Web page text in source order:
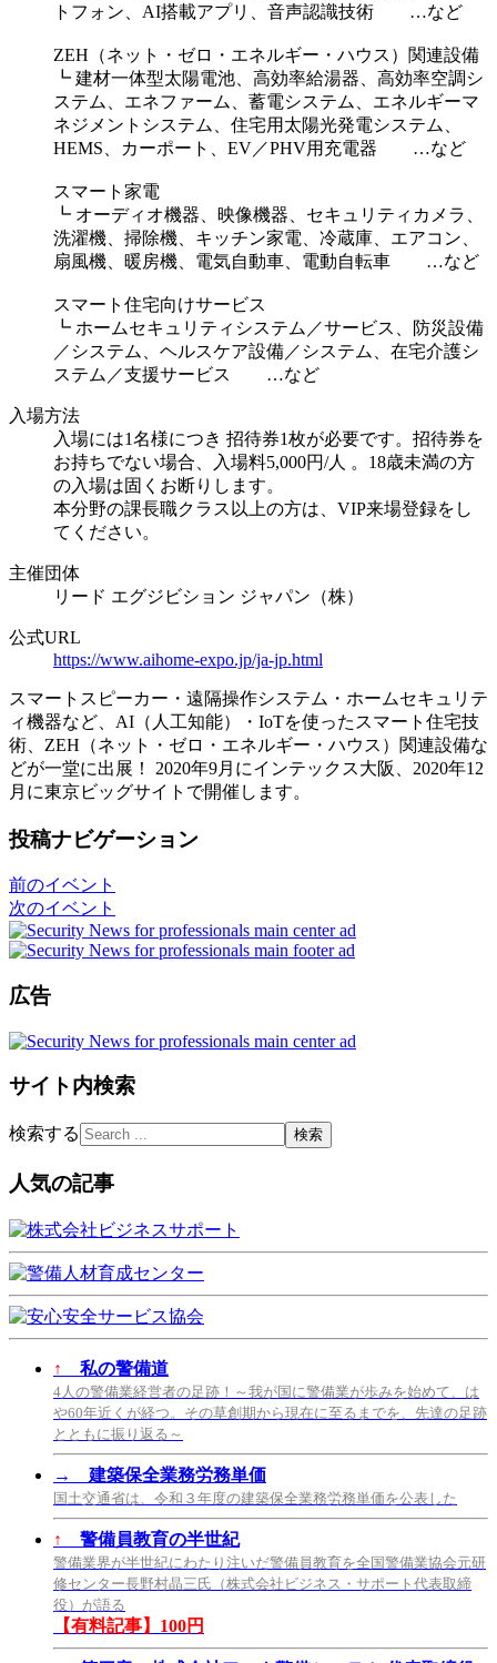
トフォン、AI搭載アプリ、音声認識技術 …など
ZEH（ネット・ゼロ・エネルギー・ハウス）関連設備
┗ 建材一体型太陽電池、高効率給湯器、高効率空調シ
ステム、エネファーム、蓄電システム、エネルギーマ
ネジメントシステム、住宅用太陽光発電システム、
HEMS、カーポート、EV／PHV用充電器 …など
スマート家電
┗ オーディオ機器、映像機器、セキュリティカメラ、
洗濯機、掃除機、キッチン家電、冷蔵庫、エアコン、
扇風機、暖房機、電気自動車、電動自転車 …など
スマート住宅向けサービス
┗ ホームセキュリティシステム／サービス、防災設備
／システム、ヘルスケア設備／システム、在宅介護シ
ステム／支援サービス …など
入場方法
入場には1名様につき 招待券1枚が必要です。招待券を
お持ちでない場合、入場料5,000円/人 。18歳未満の方
の入場は固くお断りします。
本分野の課長職クラス以上の方は、VIP来場登録をし
てください。
主催団体
リード エグジビション ジャパン（株）
公式URL
https://www.aihome-expo.jp/ja-jp.html
スマートスピーカー・遠隔操作システム・ホームセキュリテ
ィ機器など、AI（人工知能）・IoTを使ったスマート住宅技
術、ZEH（ネット・ゼロ・エネルギー・ハウス）関連設備な
どが一堂に出展！ 2020年9月にインテックス大阪、2020年12
月に東京ビッグサイトで開催します。
投稿ナビゲーション
前のイベント
次のイベント
広告
サイト内検索
検索する
人気の記事
↑ 私の警備道
4人の警備業経営者の足跡！～我が国に警備業が歩みを始めて、は
や60年近くが経つ。その草創期から現在に至るまでを、先達の足跡
とともに振り返る～
→ 建築保全業務労務単価
国土交通省は、令和３年度の建築保全業務労務単価を公表した
↑ 警備員教育の半世紀
警備業界が半世紀にわたり注いだ警備員教育を全国警備業協会元研
修センター長野村晶三氏（株式会社ビジネス・サポート代表取締
役）が語る
【有料記事】100円